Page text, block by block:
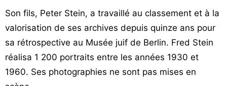
Son fils, Peter Stein, a travaillé au classement et à la
valorisation de ses archives depuis quinze ans pour
sa rétrospective au Musée juif de Berlin. Fred Stein
réalisa 1 200 portraits entre les années 1930 et
1960. Ses photographies ne sont pas mises en